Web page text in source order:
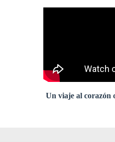
Un viaje al corazón